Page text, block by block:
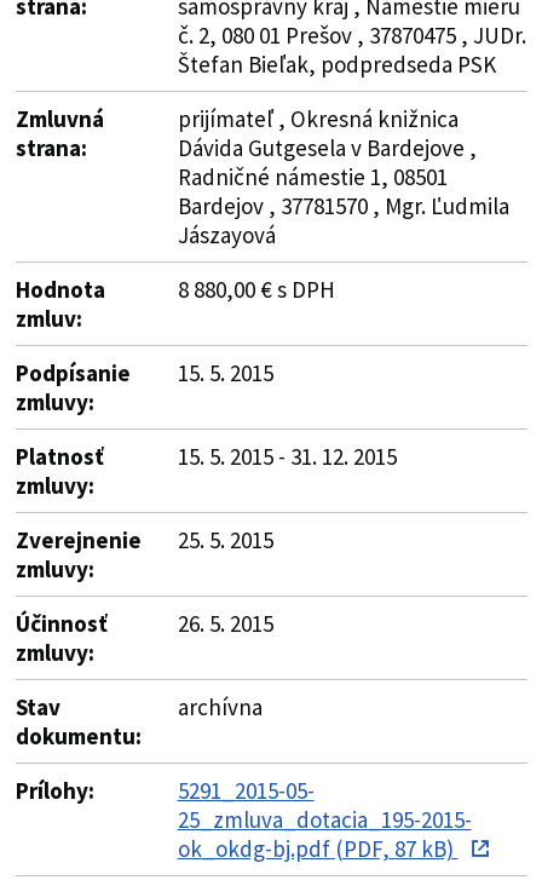
č. 2, 080 01 Prešov , 37870475 , JUDr.
Štefan Bieľak, podpredseda PSK
Zmluvná
strana:
prijímateľ , Okresná knižnica
Dávida Gutgesela v Bardejove ,
Radničné námestie 1, 08501
Bardejov , 37781570 , Mgr. Ľudmila
Jászayová
Hodnota
zmluv:
8 880,00 € s DPH
Podpísanie
zmluvy:
15. 5. 2015
Platnosť
zmluvy:
15. 5. 2015 - 31. 12. 2015
Zverejnenie
zmluvy:
25. 5. 2015
Účinnosť
zmluvy:
26. 5. 2015
Stav
dokumentu:
archívna
Prílohy:
5291_2015-05-
25_zmluva_dotacia_195-2015-
ok_okdg-bj.pdf (PDF, 87 kB)